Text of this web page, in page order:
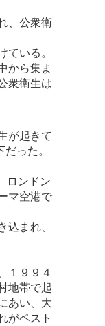
、公衆衛
いる。
から集ま
衆衛生は
が起きて
った。
ロンドン
マ空港で
まれ、
１９９４
地帯で起
あい、大
がペスト